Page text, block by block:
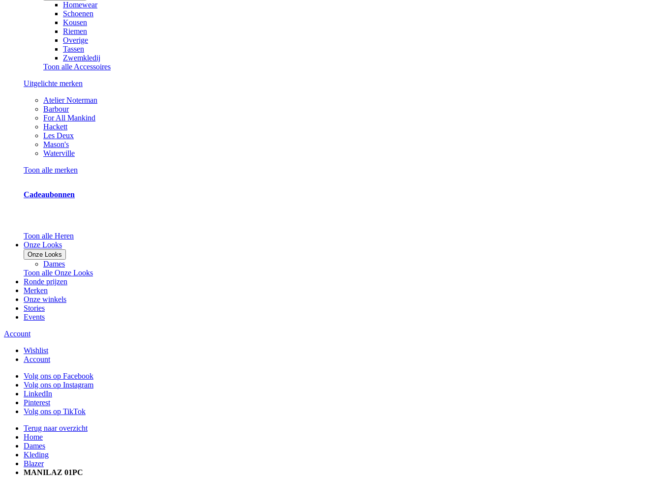
Homewear
Schoenen
Kousen
Riemen
Overige
Tassen
Zwemkledij
Toon alle Accessoires
Uitgelichte merken
Atelier Noterman
Barbour
For All Mankind
Hackett
Les Deux
Mason's
Waterville
Toon alle merken
Cadeaubonnen
Toon alle Heren
Onze Looks
Onze Looks
Dames
Toon alle Onze Looks
Ronde prijzen
Merken
Onze winkels
Stories
Events
Account
Wishlist
Account
Volg ons op Facebook
Volg ons op Instagram
LinkedIn
Pinterest
Volg ons op TikTok
Terug naar overzicht
Home
Dames
Kleding
Blazer
MANILAZ 01PC